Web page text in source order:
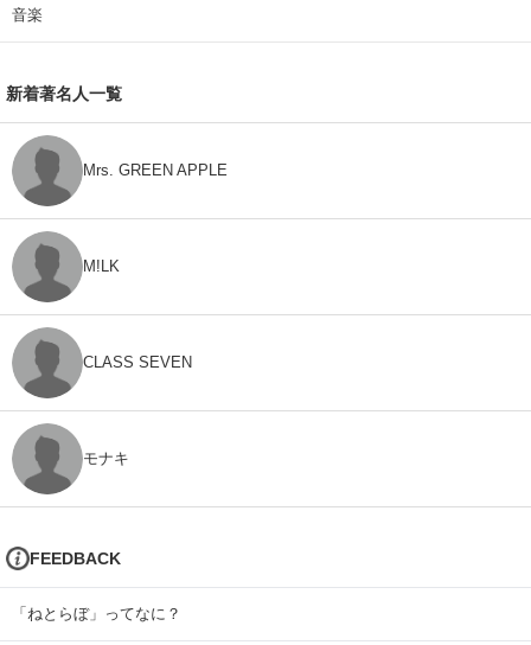
音楽
新着著名人一覧
Mrs. GREEN APPLE
M!LK
CLASS SEVEN
モナキ
FEEDBACK
「ねとらぼ」ってなに？